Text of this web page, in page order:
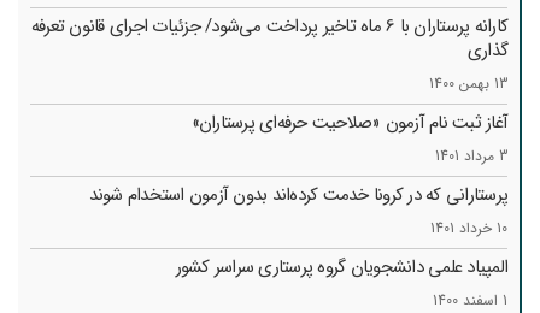
کارانه‌ پرستاران با 6 ماه تاخیر پرداخت می‌شود/ جزئیات اجرای قانون تعرفه
گذاری
13 بهمن 1400
آغاز ثبت نام آزمون «صلاحیت حرفه‌ای پرستاران»
3 مرداد 1401
پرستارانی که در کرونا خدمت کرد‌ه‌اند بدون آزمون استخدام شوند
10 خرداد 1401
المپیاد علمی دانشجویان گروه پرستاری سراسر کشور
1 اسفند 1400